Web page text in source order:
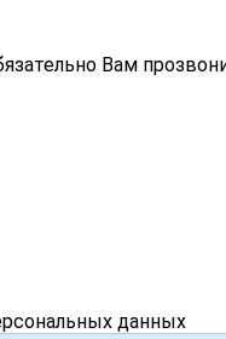
Вам
данных